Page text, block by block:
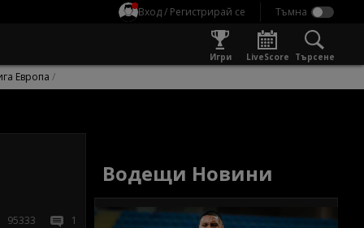
Вход / Регистрирай се
Игри LiveScore Търсене
Европа
95333 1
Водещи Новини